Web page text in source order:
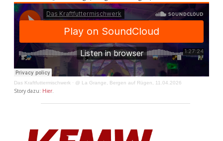
Das Kraftfuttermischwerk · @ La Grange, Bergen auf Rügen, 11.04.2026
Story dazu: Hier.